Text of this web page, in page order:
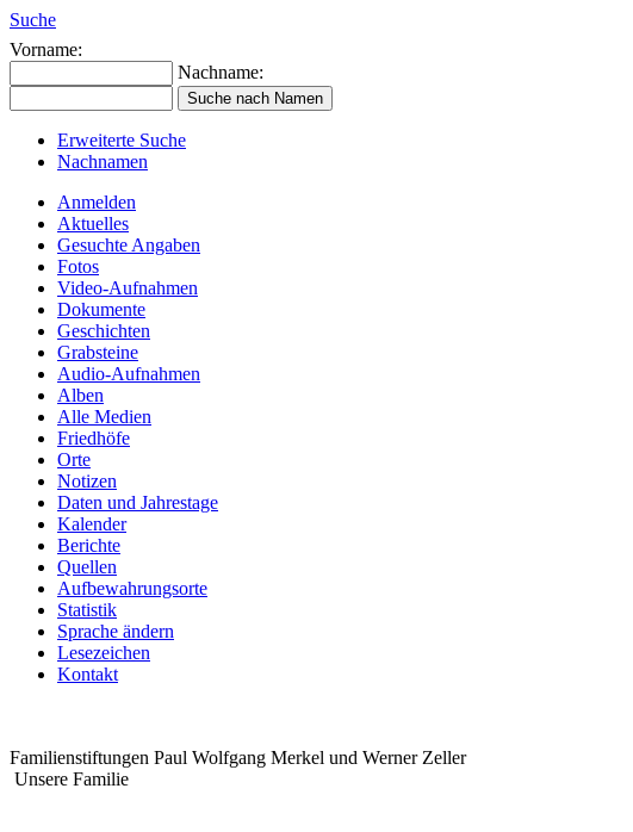
Suche
Vorname:
Nachname:
Erweiterte Suche
Nachnamen
Anmelden
Aktuelles
Gesuchte Angaben
Fotos
Video-Aufnahmen
Dokumente
Geschichten
Grabsteine
Audio-Aufnahmen
Alben
Alle Medien
Friedhöfe
Orte
Notizen
Daten und Jahrestage
Kalender
Berichte
Quellen
Aufbewahrungsorte
Statistik
Sprache ändern
Lesezeichen
Kontakt
Familienstiftungen Paul Wolfgang Merkel und Werner Zeller
Unsere Familie